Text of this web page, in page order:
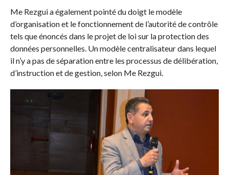
Me Rezgui a également pointé du doigt le modèle
d’organisation et le fonctionnement de l’autorité de contrôle
tels que énoncés dans le projet de loi sur la protection des
données personnelles. Un modèle centralisateur dans lequel
il n’y a pas de séparation entre les processus de délibération,
d’instruction et de gestion, selon Me Rezgui.